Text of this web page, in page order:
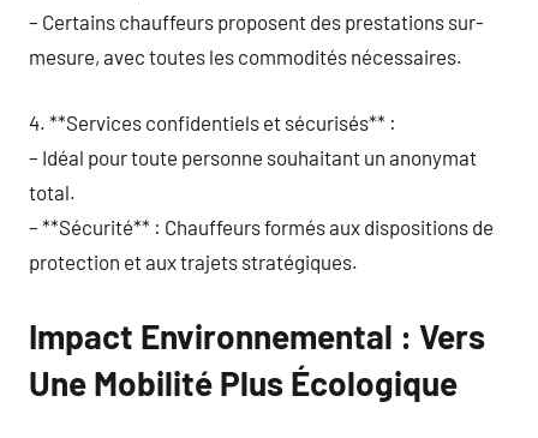
– Certains chauffeurs proposent des prestations sur-
mesure, avec toutes les commodités nécessaires.
4. **Services confidentiels et sécurisés** :
– Idéal pour toute personne souhaitant un anonymat
total.
– **Sécurité** : Chauffeurs formés aux dispositions de
protection et aux trajets stratégiques.
Impact Environnemental : Vers
Une Mobilité Plus Écologique